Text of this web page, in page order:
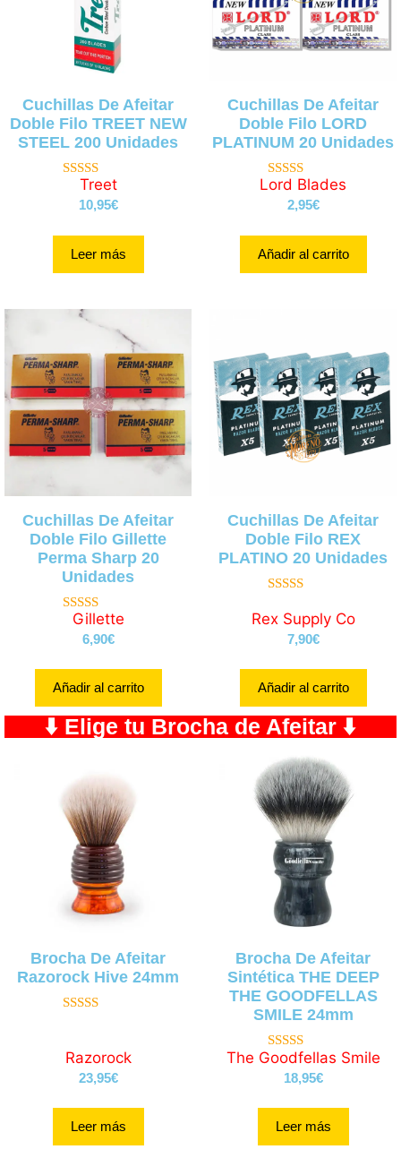
Cuchillas De Afeitar
Doble Filo TREET NEW
STEEL 200 Unidades
4.00
de 5
Treet
10,95€
Leer más
Cuchillas De Afeitar
Doble Filo LORD
PLATINUM 20 Unidades
4.75
de 5
Lord Blades
2,95€
Añadir al carrito
Cuchillas De Afeitar
Doble Filo Gillette
Perma Sharp 20
Unidades
4.89
de 5
Gillette
6,90€
Añadir al carrito
Cuchillas De Afeitar
Doble Filo REX
PLATINO 20 Unidades
de 5
Rex Supply Co
7,90€
Añadir al carrito
⬇️ Elige tu Brocha de Afeitar ⬇️
Brocha De Afeitar
Razorock Hive 24mm
Razorock
23,95€
Leer más
Brocha De Afeitar
Sintética THE DEEP
THE GOODFELLAS
SMILE 24mm
4.88
de 5
The Goodfellas Smile
18,95€
Leer más